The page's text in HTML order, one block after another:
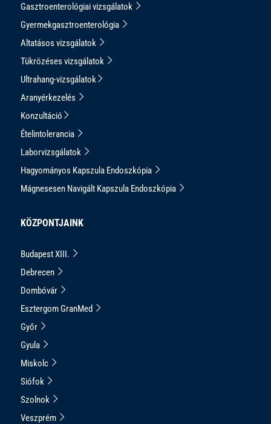
Gasztroenterológiai vizsgálatok
Gyermekgasztroenterológia
Altatásos vizsgálatok
Tükrözéses vizsgálatok
Ultrahang-vizsgálatok
Aranyérkezelés
Konzultáció
Ételintolerancia
Laborvizsgálatok
Hagyományos Kapszula Endoszkópia
Mágnesesen Navigált Kapszula Endoszkópia
KÖZPONTJAINK
Budapest XIII.
Debrecen
Dombóvár
Esztergom GranMed
Győr
Gyula
Miskolc
Siófok
Szolnok
Veszprém